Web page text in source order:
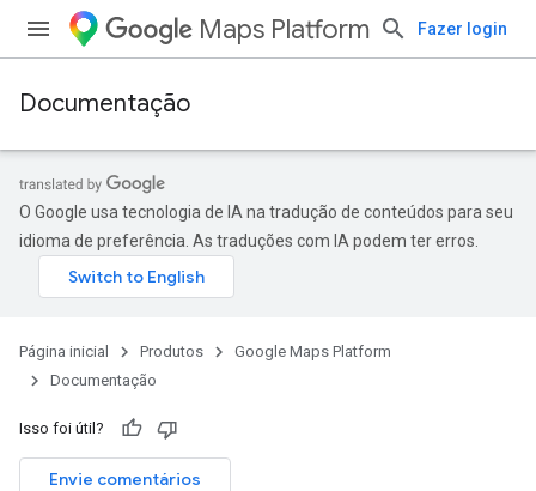
Maps Platform Fazer login
Documentação
O Google usa tecnologia de IA na tradução de conteúdos para seu
idioma de preferência. As traduções com IA podem ter erros.
Página inicial Produtos
Google Maps Platform
Documentação
Isso foi útil?
Envie comentários